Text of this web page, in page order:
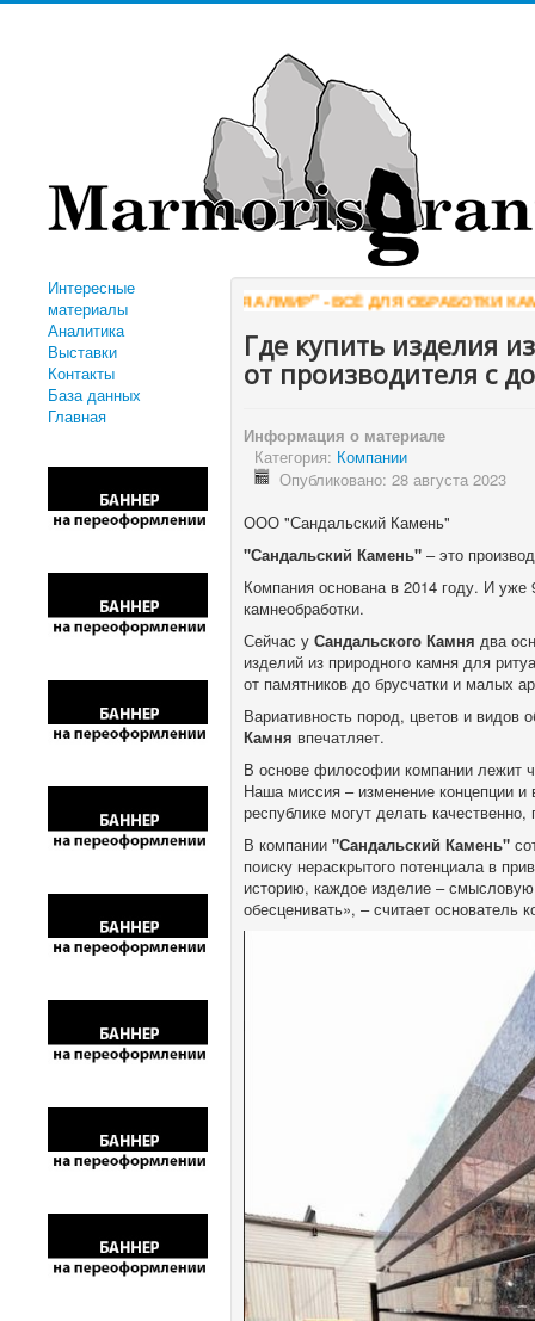
Интересные
материалы
Аналитика
Выставки
Контакты
База данных
Главная
"КОМПАНИЯ АЛМИР" - ВСЁ ДЛЯ ОБРАБОТКИ КАМНЯ
Где купить изделия
от производителя с
Информация о материале
Категория: Компании
Опубликовано: 28 августа 2023
ООО "Сандальский Камень"
"Сандальский Камень" – это
Компания основана в 2014 году. И
камнеобработки.
Сейчас уСандальского Камня два
изделий из природного камня для
от памятников до брусчатки и малых
Вариативность пород, цветов и видов
Камня впечатляет.
В основе философии компании лежит
Наша миссия – изменение концепции
республике могут делать
В компании"Сандальский Камень"
поиску нераскрытого потенциала в
историю, каждое изделие – смысловую
обесценивать», – считает основатель